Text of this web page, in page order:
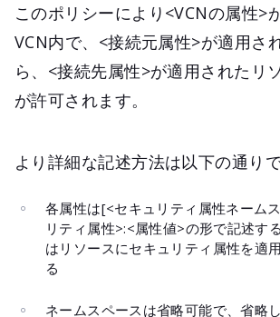
このポリシーにより<VCNの属性>
VCN内で、<接続元属性>が適用さ
ら、<接続先属性>が適用されたリ
が許可されます。
より詳細な記述方法は以下の通りで
各属性は[<セキュリティ属性ネーム
リティ属性>:<属性値>の形で記述す
はリソースにセキュリティ属性を適
る
ネームスペースは省略可能で、省略